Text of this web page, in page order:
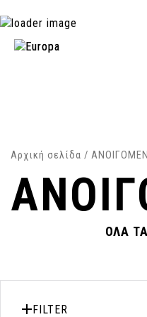
Αρχική σελίδα /
ΟΛΑ
FILTER